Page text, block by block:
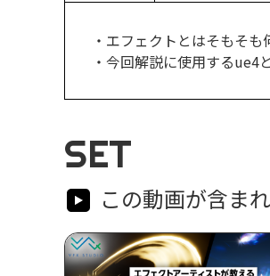
・エフェクトとはそもそ
・今回解説に使用するue4
SET
この動画が含ま